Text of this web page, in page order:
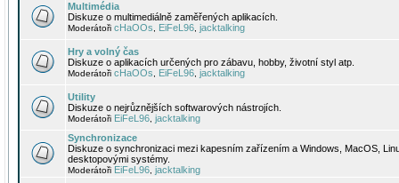
Multimédia
Diskuze o multimediálně zaměřených aplikacích.
Moderátoři cHaOOs EiFeL96 jacktalking
Hry a volný čas
Diskuze o aplikacích určených pro zábavu, hobby, životní styl atp.
Moderátoři cHaOOs EiFeL96 jacktalking
Utility
Diskuze o nejrůznějších softwarových nástrojích.
Moderátoři EiFeL96 jacktalking
Synchronizace
Diskuze o synchronizaci mezi kapesním zařízením a Windows, MacOS,
desktopovými systémy.
Moderátoři EiFeL96 jacktalking